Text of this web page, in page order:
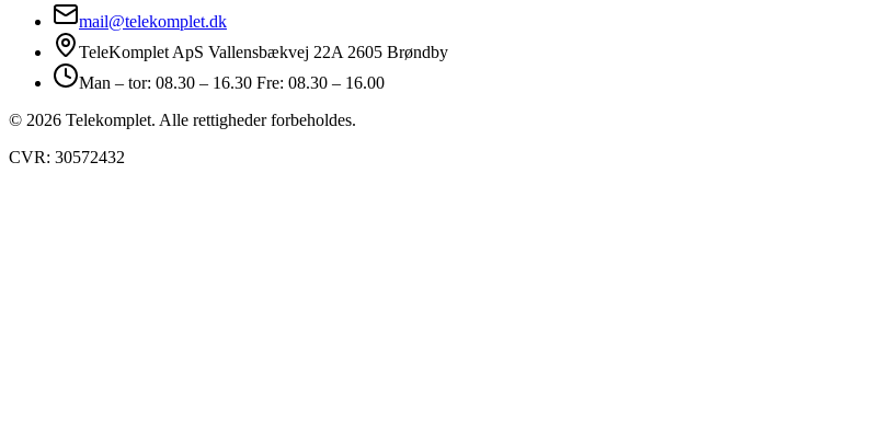
mail@telekomplet.dk
TeleKomplet ApS Vallensbækvej 22A 2605 Brøndby
Man – tor: 08.30 – 16.30 Fre: 08.30 – 16.00
© 2026 Telekomplet. Alle rettigheder forbeholdes.
CVR: 30572432